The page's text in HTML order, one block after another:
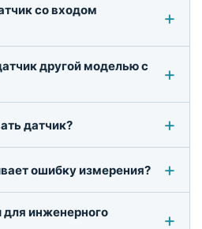
со входом
другой моделью с
датчик?
ошибку измерения?
инженерного